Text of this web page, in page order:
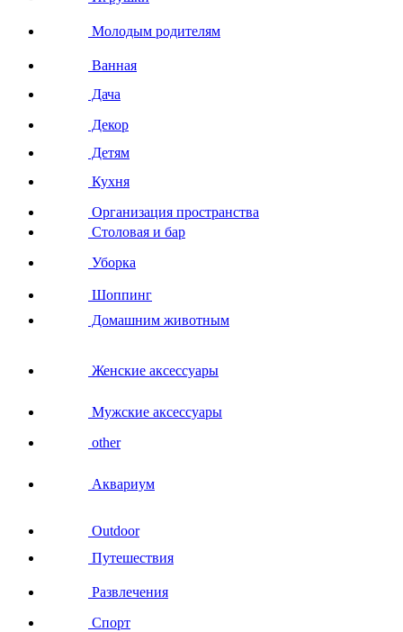
Молодым родителям
Ванная
Дача
Декор
Детям
Кухня
Организация пространства
Столовая и бар
Уборка
Шоппинг
Домашним животным
Женские аксессуары
Мужские аксессуары
other
Аквариум
Outdoor
Путешествия
Развлечения
Спорт